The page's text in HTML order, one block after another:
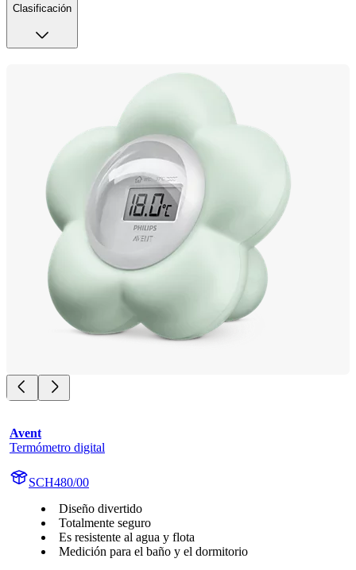
Clasificación
Avent
Termómetro digital
SCH480/00
Diseño divertido
Totalmente seguro
Es resistente al agua y flota
Medición para el baño y el dormitorio